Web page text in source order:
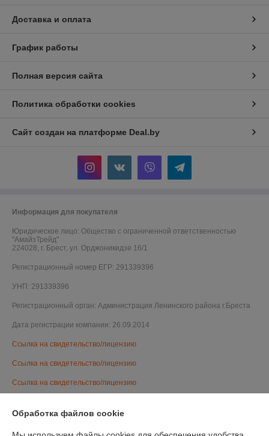
Доставка и оплата
График работы
Полная версия сайта
Политика обработки cookies
Сайт создан на платформе Deal.by
Информация для покупателя
Юридическое лицо: Общество с ограниченной ответственностью
"АмайзТрейд"
224028, г. Брест, ул. Орджоникидзе 16/1
Регистрационный номер ЕГР: 291339396
УНП: 291339396
Регистрационный орган: Администрация Ленинского района г.Бреста
Дата регистрации компании: 26.09.2014
Ссылка на свидетельство/лицензию
Ссылка на свидетельство/лицензию
Ссылка на свидетельство/лицензию
Ссылка на свидетельство/лицензию
Обработка файлов cookie